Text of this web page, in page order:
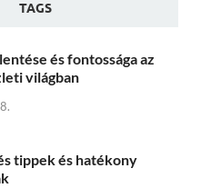
TAGS
és fontossága az
világban
tippek és hatékony